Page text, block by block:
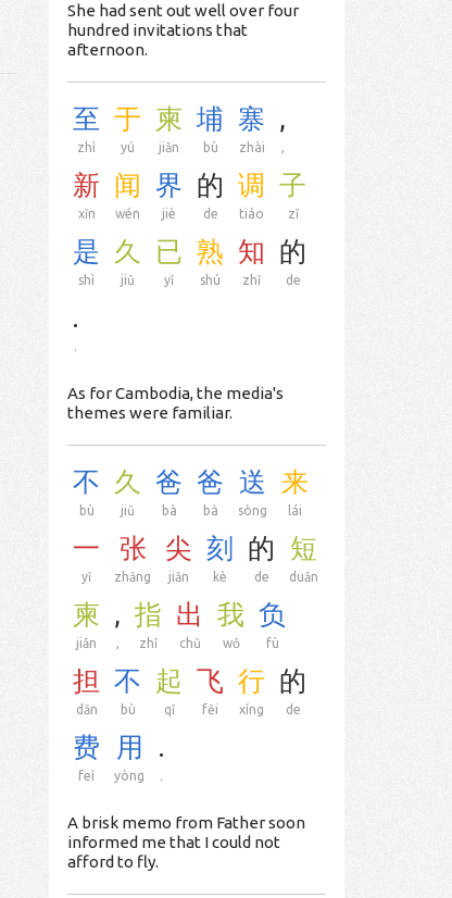
She had sent out well over four
hundred invitations that
afternoon.
至
zhì
于
yú
柬
jiǎn
埔
bù
寨
zhài
,
,
新
xīn
闻
wén
界
jiè
的
de
调
tiáo
子
zǐ
是
shì
久
jiǔ
已
yǐ
熟
shú
知
zhī
的
de
.
.
As for Cambodia, the media's
themes were familiar.
不
bù
久
jiǔ
爸
bà
爸
bà
送
sòng
来
lái
一
yī
张
zhāng
尖
jiān
刻
kè
的
de
短
duǎn
柬
jiǎn
,
,
指
zhǐ
出
chū
我
wǒ
负
fù
担
dān
不
bù
起
qǐ
飞
fēi
行
xíng
的
de
费
feì
用
yòng
.
.
A brisk memo from Father soon
informed me that I could not
afford to fly.